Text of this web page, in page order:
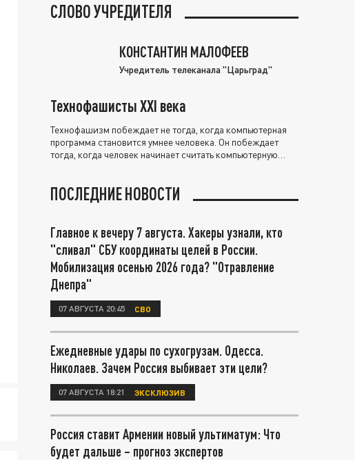
СЛОВО УЧРЕДИТЕЛЯ
КОНСТАНТИН МАЛОФЕЕВ
Учредитель телеканала "Царьград"
Технофашисты XXI века
Технофашизм побеждает не тогда, когда компьютерная
программа становится умнее человека. Он побеждает
тогда, когда человек начинает считать компьютерную
ПОСЛЕДНИЕ НОВОСТИ
Главное к вечеру 7 августа. Хакеры узнали, кто
"сливал" СБУ координаты целей в России.
Мобилизация осенью 2026 года? "Отравление
Днепра"
07 АВГУСТА 20:45 СВО
Ежедневные удары по сухогрузам. Одесса.
Николаев. Зачем Россия выбивает эти цели?
07 АВГУСТА 18:21 ЭКСКЛЮЗИВ
Россия ставит Армении новый ультиматум: Что
будет дальше – прогноз экспертов